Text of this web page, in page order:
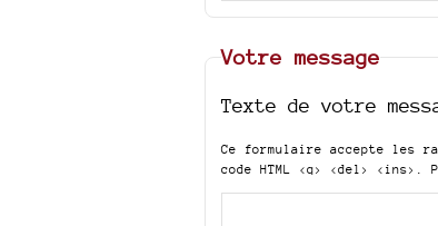
Votre message
Texte de votre
Ce formulaire accepte les
code HTML <q> <del> <ins> .